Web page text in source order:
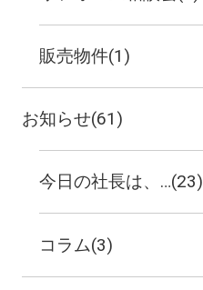
販売物件(1)
お知らせ(61)
今日の社長は、…(23)
コラム(3)